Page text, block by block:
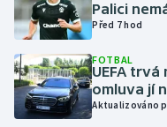
Krasobruslení
Lezení
Lyže a snowboard
Palici
Před 7 hod
FOTBAL
UEFA trvá
omluva jí
Aktualizováno